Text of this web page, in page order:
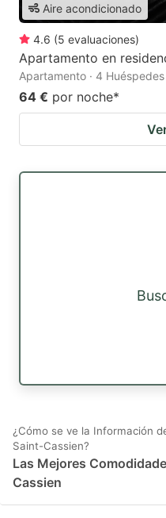
Aire acondicionado
4.6 (5 evaluaciones)
Apartamento en
Apartamento · 4
64 € por noche*
¿Cómo se ve la Información
Saint-Cassien?
Las Mejores
Cassien